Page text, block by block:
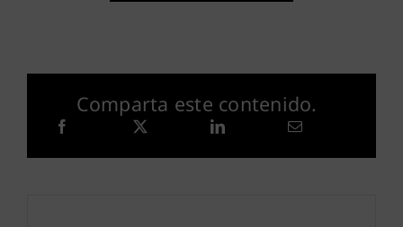
Comparta este contenido.